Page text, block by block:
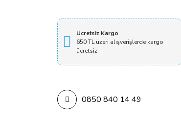
Ücretsiz Kargo
650 TL üzeri alışverişlerde kargo
ücretsiz.
0850 840 14 49